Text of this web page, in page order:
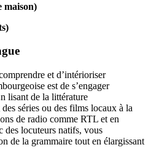
maison)
et d’intérioriser
est de s’engager
lisant de la littérature
séries ou des films locaux à la
de radio comme RTL et en
des locuteurs natifs, vous
de la grammaire tout en élargissant